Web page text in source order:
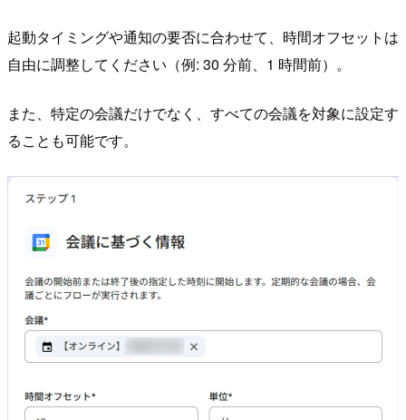
起動タイミングや通知の要否に合わせて、時間オフセットは
自由に調整してください（例: 30 分前、1 時間前）。
また、特定の会議だけでなく、すべての会議を対象に設定す
ることも可能です。